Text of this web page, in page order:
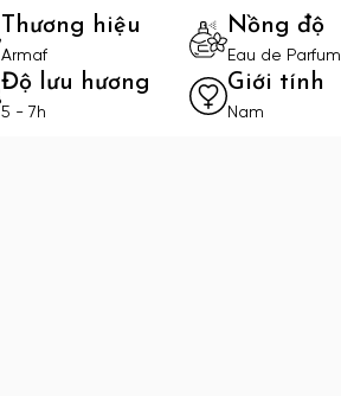
Thương hiệu
Armaf
Nồng độ
Eau de Parfum
Độ lưu hương
5 - 7h
Giới tính
Nam